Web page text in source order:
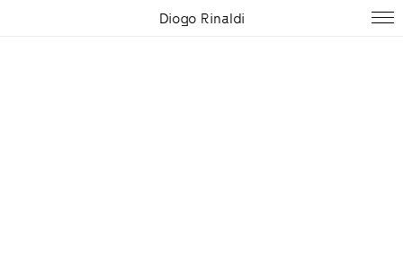
Diogo Rinaldi